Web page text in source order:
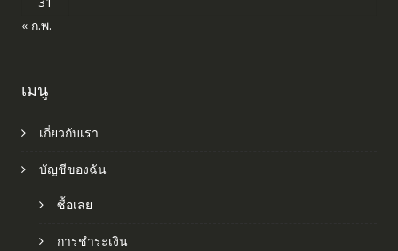
« ก.พ.
เมนู
เกี่ยวกับเรา
บัญชีของฉัน
ซื้อเลย
การชำระเงิน